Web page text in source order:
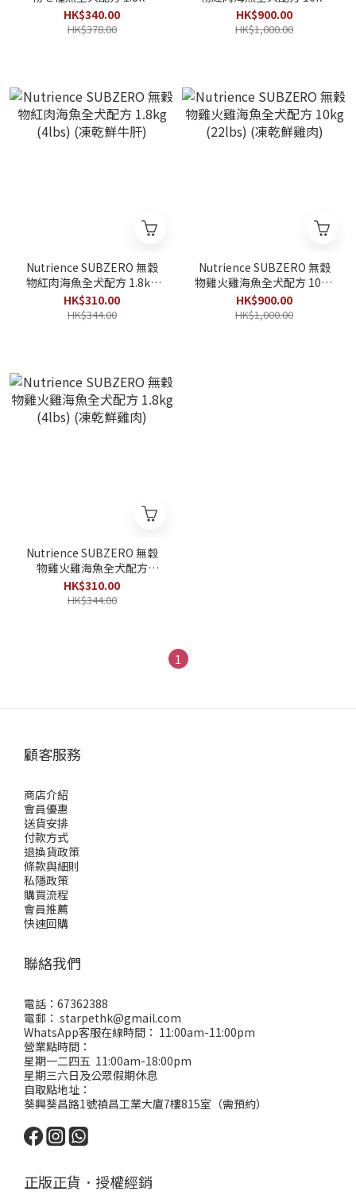
(4lbs) (凍乾鮮三文魚+鯡魚)
HK$340.00
HK$378.00
(22lbs) (凍乾鮮牛肝)
HK$900.00
HK$1,000.00
Nutrience SUBZERO 無穀
物紅肉海魚全犬配方 1.8kg
(4lbs) (凍乾鮮牛肝)
HK$310.00
HK$344.00
Nutrience SUBZERO 無穀
物雞火雞海魚全犬配方 10kg
(22lbs) (凍乾鮮雞肉)
HK$900.00
HK$1,000.00
Nutrience SUBZERO 無穀
物雞火雞海魚全犬配方
1.8kg (4lbs) (凍乾鮮雞肉)
HK$310.00
HK$344.00
1
顧客服務
商店介紹
會員優惠
送貨安排
付款方式
退換貨政策
條款與細則
私隱政策
購買流程
會員推薦
快速回購
聯絡我們
電話：67362388
電郵： starpethk@gmail.com
WhatsApp客服在線時間： 11:00am-11:00pm
營業點時間：
星期一二四五 11:00am-18:00pm
星期三六日及公眾假期休息
自取點地址：
葵興葵昌路1號禎昌工業大廈7樓815室（需預約）
正版正貨．授權經銷